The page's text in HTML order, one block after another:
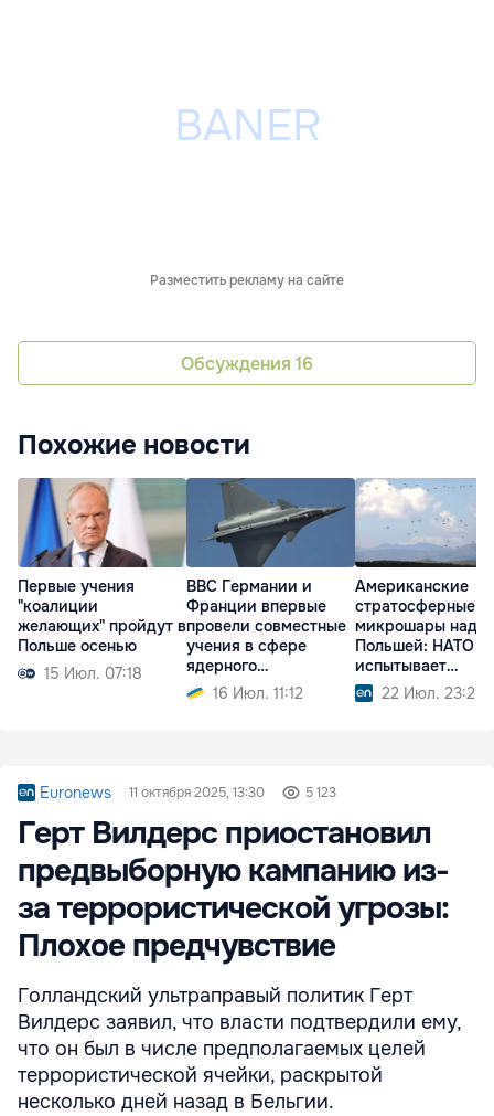
Разместить рекламу на сайте
Обсуждения 16
Похожие новости
Первые учения
"коалиции
желающих" пройдут в
Польше осенью
15 Июл. 07:18
ВВС Германии и
Франции впервые
провели совместные
учения в сфере
ядерного
сдерживания
16 Июл. 11:12
Американские
стратосферные
микрошары над
Польшей: НАТО
испытывает
технологии
22 Июл. 23:25
Euronews 11 октября 2025, 13:30 5 123
Герт Вилдерс приостановил
предвыборную кампанию из-
за террористической угрозы:
Плохое предчувствие
Голландский ультраправый политик Герт
Вилдерс заявил, что власти подтвердили ему,
что он был в числе предполагаемых целей
террористической ячейки, раскрытой
несколько дней назад в Бельгии.